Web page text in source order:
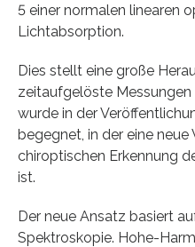
5 einer normalen linearen
Lichtabsorption.
Dies stellt eine große
zeitaufgelöste Messungen
wurde in der
begegnet, in der eine neue
chiroptischen Erkennung
ist.
Der neue Ansatz basiert
Spektroskopie. Hohe-